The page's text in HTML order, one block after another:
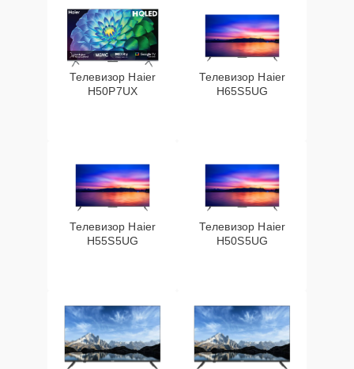
Телевизор Haier
H50P7UX
Телевизор Haier
H65S5UG
Телевизор Haier
H55S5UG
Телевизор Haier
H50S5UG